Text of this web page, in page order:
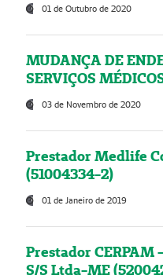
01 de Outubro de 2020
MUDANÇA DE
SERVIÇOS
03 de Novembro de 2020
Prestador Medlife
(51004334-2)
01 de Janeiro de 2019
Prestador CERPAM
S/S Ltda-ME